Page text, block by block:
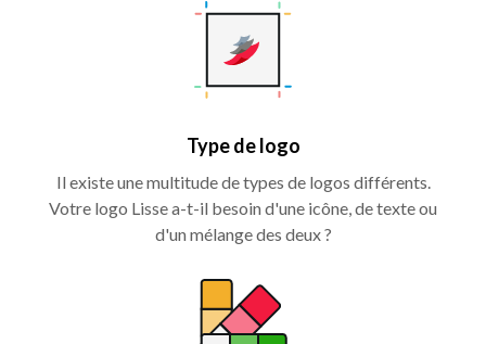
Type de logo
Il existe une multitude de types de logos différents.
Votre logo Lisse a-t-il besoin d'une icône, de texte ou
d'un mélange des deux ?